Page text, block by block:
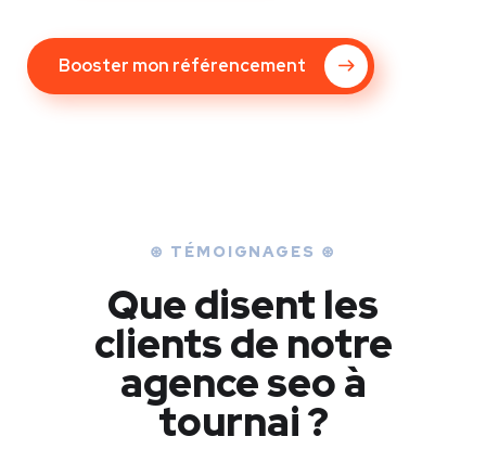
Booster mon référencement
⊛ TÉMOIGNAGES ⊛
Que disent les
clients de notre
agence seo à
tournai ?